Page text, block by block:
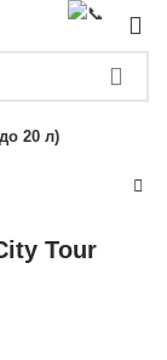
20 л)
Tour